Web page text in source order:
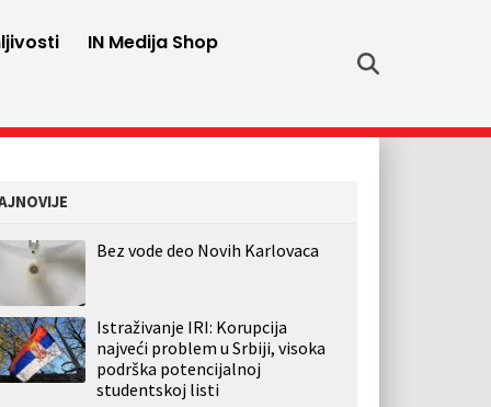
IN Medija Shop
Bez vode deo Novih Karlovaca
Istraživanje IRI: Korupcija
najveći problem u Srbiji, visoka
podrška potencijalnoj
studentskoj listi